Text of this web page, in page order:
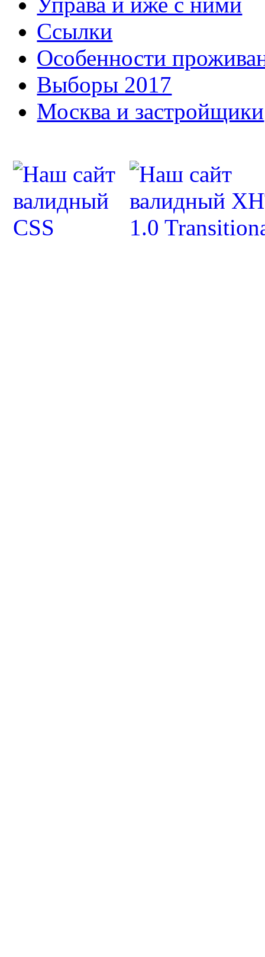
Ссылки
Особенности
Выборы 2017
Москва и застройщики